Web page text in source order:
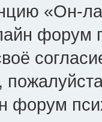
«Он-
форум